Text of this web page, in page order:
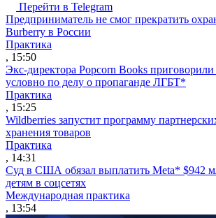
Перейти в Telegram
Предприниматель не смог прекратить
Burberry в России
Практика
, 15:50
Экс-директора Popcorn Books
условно по делу о пропаганде ЛГБТ*
Практика
, 15:25
Wildberries запустит программу
хранения товаров
Практика
, 14:31
Суд в США обязал выплатить Meta* $942
детям в соцсетях
Международная практика
, 13:54